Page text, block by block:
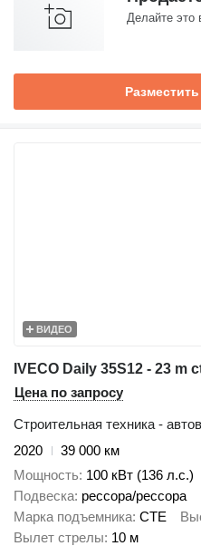
Делайте это
ВИДЕО
Цена по запросу
Строительная техника -
2020
39 000 км
Мощность 100 кВт (136 л.с.)
Подвеска рессора/рессора
Марка подъемника CTE
Вылет стрелы 10 м